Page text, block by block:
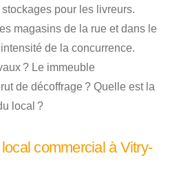
stockages pour les livreurs.
magasins de la rue et dans le
de la concurrence.
? Le immeuble
de décoffrage ? Quelle est la
local ?
commercial à Vitry-